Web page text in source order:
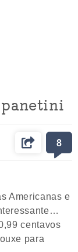
8
Americanas e
centavos
para